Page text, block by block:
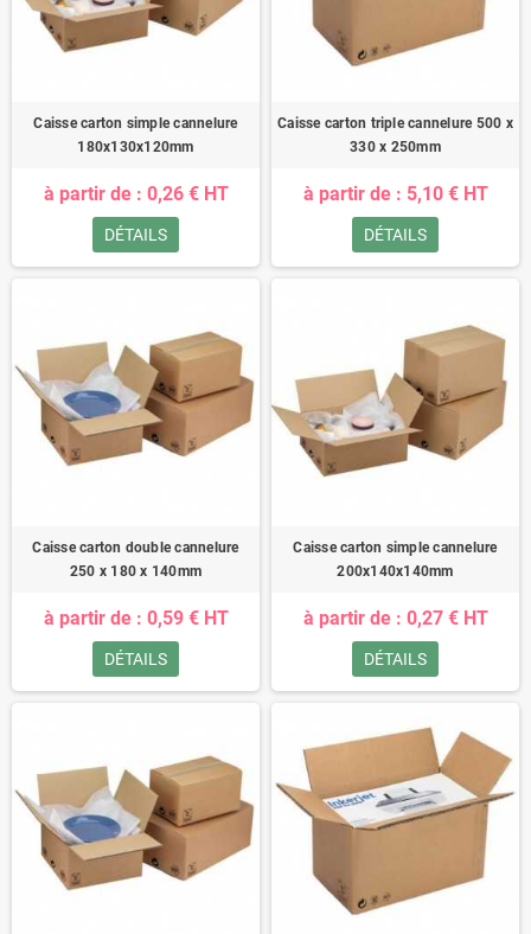
Caisse carton simple cannelure
180x130x120mm
à partir de : 0,26 € HT
DÉTAILS
Caisse carton triple cannelure 500 x
330 x 250mm
à partir de : 5,10 € HT
DÉTAILS
Caisse carton double cannelure
250 x 180 x 140mm
à partir de : 0,59 € HT
DÉTAILS
Caisse carton simple cannelure
200x140x140mm
à partir de : 0,27 € HT
DÉTAILS